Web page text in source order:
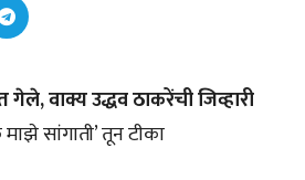
वाक्य उद्धव ठाकरेंची जिव्हारी
सांगाती’ तून टीका